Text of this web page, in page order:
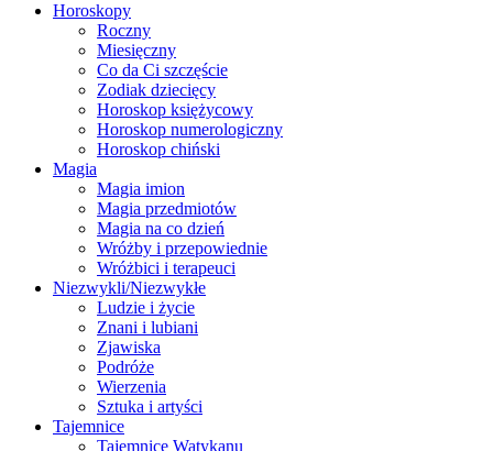
Horoskopy
Roczny
Miesięczny
Co da Ci szczęście
Zodiak dziecięcy
Horoskop księżycowy
Horoskop numerologiczny
Horoskop chiński
Magia
Magia imion
Magia przedmiotów
Magia na co dzień
Wróżby i przepowiednie
Wróżbici i terapeuci
Niezwykli/Niezwykłe
Ludzie i życie
Znani i lubiani
Zjawiska
Podróże
Wierzenia
Sztuka i artyści
Tajemnice
Tajemnice Watykanu